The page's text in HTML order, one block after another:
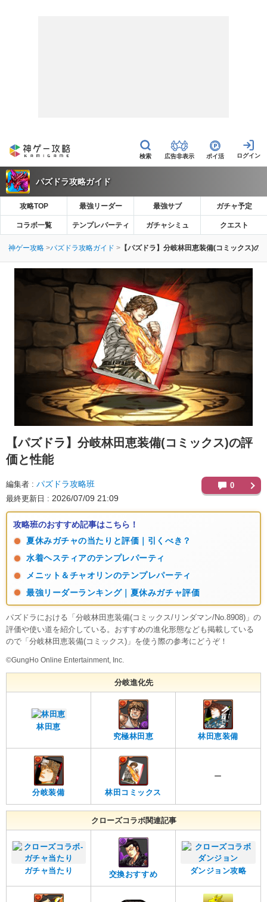
広告非表示 ポイ活
パズドラ攻略ガイド
攻略TOP 最強リーダー 最強サブ ガチャ予定
コラボ一覧 テンプレパーティ ガチャシミュ クエスト
神ゲー攻略 パズドラ攻略ガイド 【パズドラ】分岐林田恵装備(コミックス)の
【パズドラ】 分岐林田恵装備(コミックス)の評
価と性能
編集者 パズドラ攻略班
最終更新日 2026/07/09 21:09
0
攻略班のおすすめ記事はこちら！
夏休みガチャの当たりと評価｜引くべき？
水着ヘスティアのテンプレパーティ
メニット＆チャオリンのテンプレパーティ
最強リーダーランキング｜夏休みガチャ評価
パズドラにおける「分岐林田恵装備(コミックス/リンダマン/No.8908)」の
評価や使い道を紹介している。おすすめの進化形態なども掲載している
ので「分岐林田恵装備(コミックス)」を使う際の参考にどうぞ！
©GungHo Online Entertainment, Inc.
分岐進化先
林田恵
究極林田恵
林田恵装備
分岐装備 林田コミックス
ー
クローズコラボ関連記事
ガチャ当たり 交換おすすめ ダンジョン攻略